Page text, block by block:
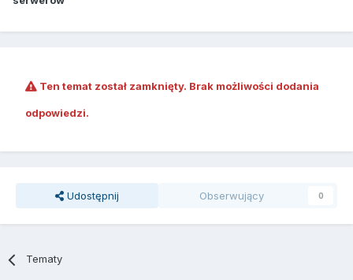
Ten temat został zamknięty. Brak możliwości dodania
odpowiedzi.
Udostępnij Obserwujący 0
Tematy